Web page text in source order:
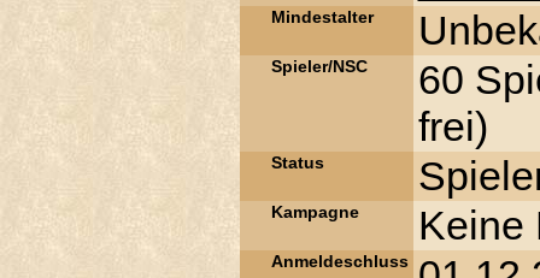
Mindestalter
Spieler/NSC
60
frei)
Status
Kampagne Keine
Anmeldeschluss